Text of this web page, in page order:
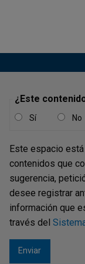
El Banco de la
seguridad,
31 de 1992.
Recuadro
geopolítico
inversión
¿Este
Sí No
Este espacio
contenidos que
sugerencia,
desee registrar
información que
través del